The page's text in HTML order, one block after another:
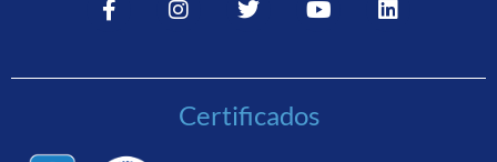
Certificados